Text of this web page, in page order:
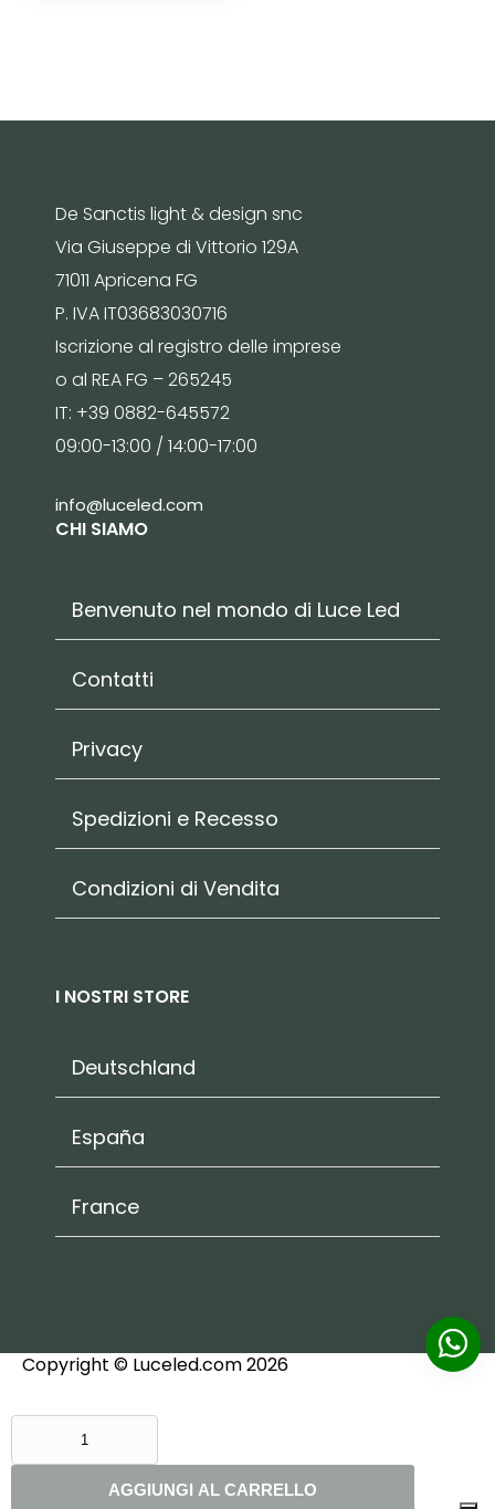
AGGIUNGI AL CARRELLO
De Sanctis light & design snc
Via Giuseppe di Vittorio 129A
71011 Apricena FG
P. IVA IT03683030716
Iscrizione al registro delle imprese
o al REA FG – 265245
IT: +39 0882-645572
09:00-13:00 / 14:00-17:00
info@luceled.com
CHI SIAMO
Benvenuto nel mondo di Luce Led
Contatti
Privacy
Spedizioni e Recesso
Condizioni di Vendita
I NOSTRI STORE
Deutschland
España
France
Copyright © Luceled.com 2026